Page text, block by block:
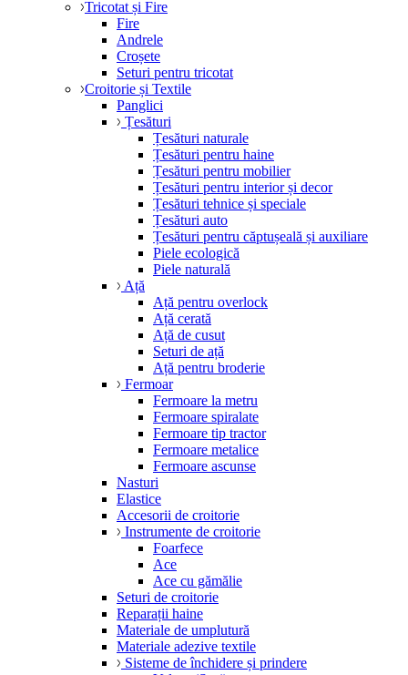
Tricotat și Fire
Fire
Andrele
Croșete
Seturi pentru tricotat
Croitorie și Textile
Panglici
Țesături
Țesături naturale
Țesături pentru haine
Țesături pentru mobilier
Țesături pentru interior și decor
Țesături tehnice și speciale
Țesături auto
Țesături pentru căptușeală și auxiliare
Piele ecologică
Piele naturală
Ață
Ață pentru overlock
Ață cerată
Ață de cusut
Seturi de ață
Ață pentru broderie
Fermoar
Fermoare la metru
Fermoare spiralate
Fermoare tip tractor
Fermoare metalice
Fermoare ascunse
Nasturi
Elastice
Accesorii de croitorie
Instrumente de croitorie
Foarfece
Ace
Ace cu gămălie
Seturi de croitorie
Reparații haine
Materiale de umplutură
Materiale adezive textile
Sisteme de închidere și prindere